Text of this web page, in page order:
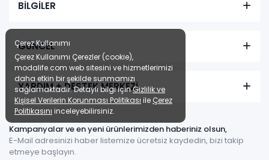
BİLGİLER
GÜNCEL
YARDIM + DESTEK MERKEZİ
Kampanyalar ve en yeni ürünlerimizden haberiniz olsun,
E-Mail adresinizi haber listemize ücretsiz kaydedin, bizi takip
etmeye başlayın.
Çerez Kullanımı
Çerez Kullanımı Çerezler (cookie),
modalife.com web sitesini ve hizmetlerimizi
daha etkin bir şekilde sunmamızı
sağlamaktadır. Detaylı bilgi içinGizlilik ve
Kişisel Verilerin Korunması Politikası ile Çerez
Politikasını inceleyebilirsiniz.